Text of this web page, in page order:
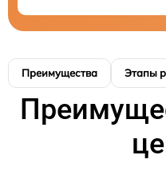
Преимущества Этапы